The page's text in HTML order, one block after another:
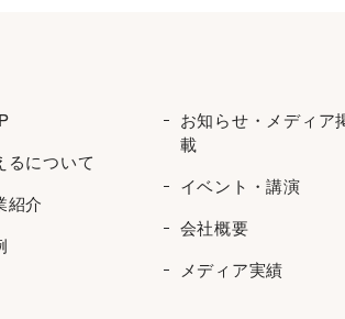
るについて
紹介
お知らせ・メディア
載
イベント・講演
会社概要
メディア実績